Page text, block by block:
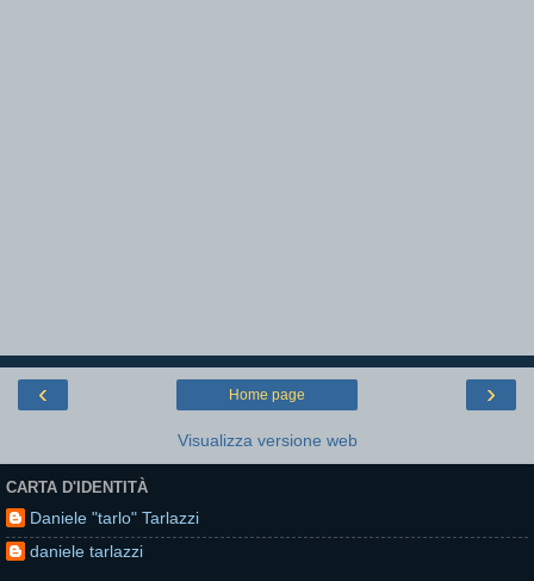
‹ ›
Home page
Visualizza versione web
CARTA D'IDENTITÀ
Daniele "tarlo" Tarlazzi
daniele tarlazzi